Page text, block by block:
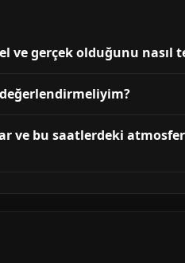
ve gerçek olduğunu nasıl
ve bu saatlerdeki atmosfer